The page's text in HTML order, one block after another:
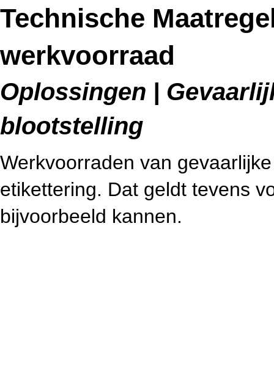
Technische
werkvoorraad
Oplossingen |
blootstelling
Werkvoorraden van
etikettering. Dat geldt tevens
bijvoorbeeld kannen.